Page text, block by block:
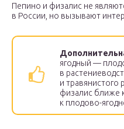
Пепино и физалис не
в России, но вызывают
ягодный —
в
и
физалис ближе
к плодово-